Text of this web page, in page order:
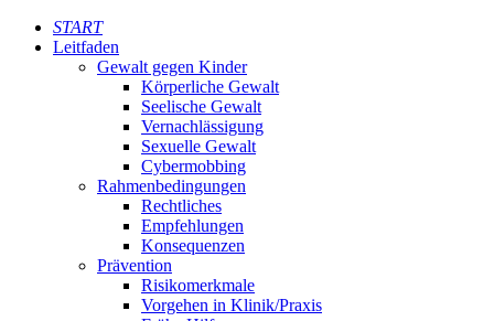
START
Leitfaden
Gewalt gegen Kinder
Körperliche Gewalt
Seelische Gewalt
Vernachlässigung
Sexuelle Gewalt
Cybermobbing
Rahmenbedingungen
Rechtliches
Empfehlungen
Konsequenzen
Prävention
Risikomerkmale
Vorgehen in Klinik/Praxis